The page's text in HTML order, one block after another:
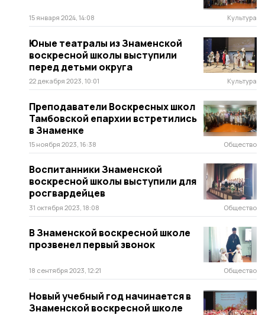
15 января 2024, 14:08 Культура
Юные театралы из Знаменской
воскресной школы выступили
перед детьми округа
22 декабря 2023, 10:01 Культура
Преподаватели Воскресных школ
Тамбовской епархии встретились
в Знаменке
15 ноября 2023, 16:38 Общество
Воспитанники Знаменской
воскресной школы выступили для
росгвардейцев
31 октября 2023, 18:08 Общество
В Знаменской воскресной школе
прозвенел первый звонок
18 сентября 2023, 12:21 Общество
Новый учебный год начинается в
Знаменской воскресной школе